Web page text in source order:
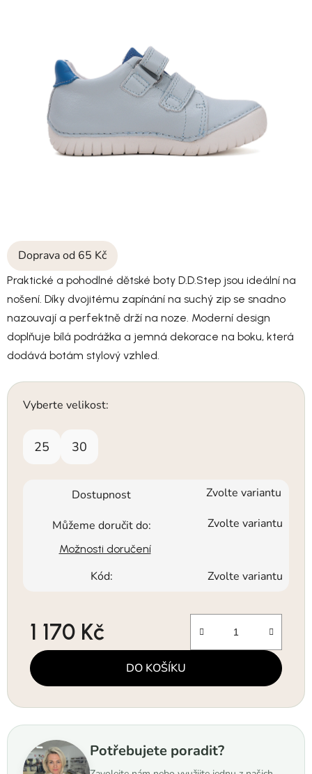
Doprava od 65 Kč
Praktické a pohodlné dětské boty D.D.Step jsou ideální na
nošení. Díky dvojitému zapínání na suchý zip se snadno
nazouvají a perfektně drží na noze. Moderní design
doplňuje bílá podrážka a jemná dekorace na boku, která
dodává botám stylový vzhled.
Vyberte velikost:
25 30
Dostupnost Zvolte variantu
Můžeme doručit do: Zvolte variantu
Možnosti doručení
Kód: Zvolte variantu
1 170 Kč
Měrná cena:
DO KOŠÍKU
Potřebujete poradit?